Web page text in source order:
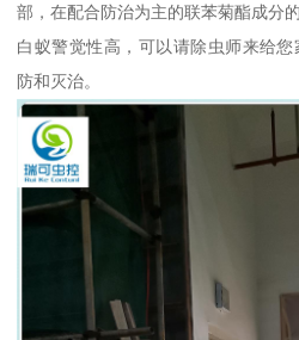
部，在配合防治为主的联苯菊酯成分
白蚁警觉性高，可以请除虫师来给
防和灭治。